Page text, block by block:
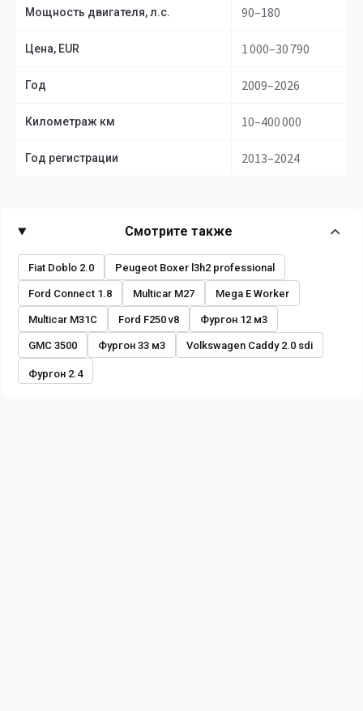
Мощность двигателя, л.с. 90–180
Цена, EUR 1 000–30 790
Год 2009–2026
Километраж км 10–400 000
Год регистрации 2013–2024
Смотрите также
Fiat Doblo 2.0 Peugeot Boxer l3h2 professional
Ford Connect 1.8 Multicar M27 Mega E Worker
Multicar M31C Ford F250 v8 Фургон 12 м3
GMC 3500 Фургон 33 м3 Volkswagen Caddy 2.0 sdi
Фургон 2.4